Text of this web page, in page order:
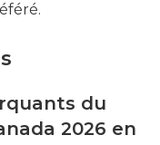
du
2026 en